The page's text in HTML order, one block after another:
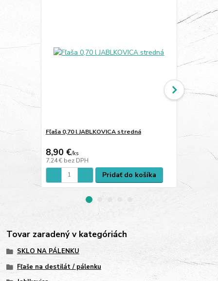
Fľaša 0,70 l JABLKOVICA stredná
8,90 €/ks
7,24 € bez DPH
Pridať do košíka
9,10 € ks
bez
Tovar zaradený v kategóriách
SKLO NA PÁLENKU
Fľaše na destilát / pálenku